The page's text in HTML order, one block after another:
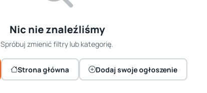
Nic nie znaleźliśmy
Spróbuj zmienić filtry lub kategorię.
Strona główna Dodaj swoje ogłoszenie